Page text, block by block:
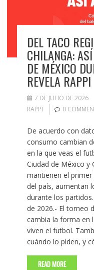
DEL TACO
CHILANGA:
DE MÉXICO
REVELA RAPPI
7 DE JULIO DE 2026
RAPPI
0
De acuerdo con
consumo cambian
en la que veas el
Ciudad de México y
mantienen el
del país, aumentan
durante los
de 2026.- El torneo
cambia la forma en
viven el futbol.
cuándo lo piden, y
READ MORE